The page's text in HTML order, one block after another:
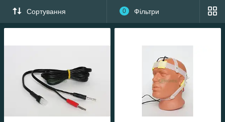
Сортування 0 Фільтри